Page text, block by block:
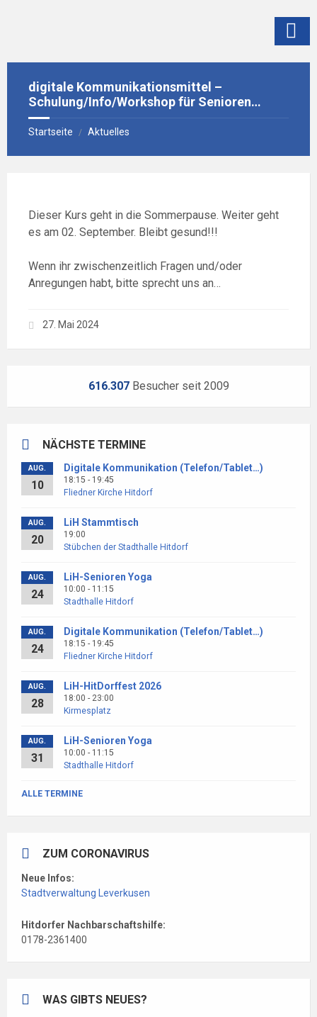
sidebar
sidebar
digitale Kommunikationsmittel –
Schulung/Info/Workshop für Senioren…
Startseite / Aktuelles
Dieser Kurs geht in die Sommerpause. Weiter geht
es am 02. September. Bleibt gesund!!!
Wenn ihr zwischenzeitlich Fragen und/oder
Anregungen habt, bitte sprecht uns an…
27. Mai 2024
616.307 Besucher seit 2009
NÄCHSTE TERMINE
AUG.
10
Digitale Kommunikation (Telefon/Tablet…)
18:15 - 19:45
Fliedner Kirche Hitdorf
AUG.
20
LiH Stammtisch
19:00
Stübchen der Stadthalle Hitdorf
AUG.
24
LiH-Senioren Yoga
10:00 - 11:15
Stadthalle Hitdorf
AUG.
24
Digitale Kommunikation (Telefon/Tablet…)
18:15 - 19:45
Fliedner Kirche Hitdorf
AUG.
28
LiH-HitDorffest 2026
18:00 - 23:00
Kirmesplatz
AUG.
31
LiH-Senioren Yoga
10:00 - 11:15
Stadthalle Hitdorf
ALLE TERMINE
ZUM CORONAVIRUS
Neue Infos:
Stadtverwaltung Leverkusen
Hitdorfer Nachbarschaftshilfe:
0178-2361400
WAS GIBTS NEUES?